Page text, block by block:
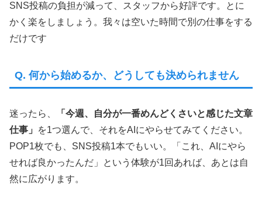
SNS投稿の負担が減って、スタッフから好評です。とに
かく楽をしましょう。我々は空いた時間で別の仕事をする
だけです
Q. 何から始めるか、どうしても決められません
迷ったら、
「今週、自分が一番めんどくさいと感じた文章
仕事」
を1つ選んで、それをAIにやらせてみてください。
POP1枚でも、SNS投稿1本でもいい。「これ、AIにやら
せれば良かったんだ」という体験が1回あれば、あとは自
然に広がります。